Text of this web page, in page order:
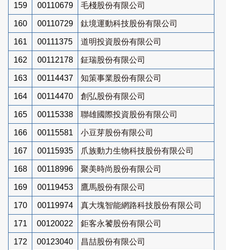
159 00110679 毛棧股份有限公司
160 00110729 鈦境運動科技股份有限公司
161 00111375 道明投資股份有限公司
162 00112178 鉦瑞股份有限公司
163 00114437 知策事業股份有限公司
164 00114470 創弘股份有限公司
165 00115338 聯雄國際投資股份有限公司
166 00115581 小豆芽股份有限公司
167 00115935 爪族動力生物科技股份有限公司
168 00118996 聚美時尚股份有限公司
169 00119453 鷹馬股份有限公司
170 00119974 真大塊智能網路科技股份有限公司
171 00120022 鉅客永饕股份有限公司
172 00123040 昌喆股份有限公司